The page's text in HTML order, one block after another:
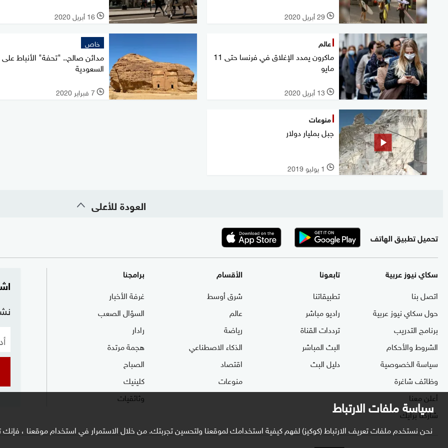
سياسة ملفات الارتباط
نحن نستخدم ملفات تعريف الارتباط (كوكيز) لفهم كيفية استخدامك لموقعنا ولتحسين تجربتك. من خلال الاستمرار في استخدام موقعنا ، فإنك
l 29 أبريل 2020 l 16 أبريل 2020
عالم
ماكرون يمدد الإغلاق في فرنسا حتى 11
مايو
l 13 أبريل 2020
خاص
مدائن صالح.. "تحفة" الأنباط
السعودية
l 7 فبراير 2020
منوعات
جبل بمليار دولار
l 1 يوليو 2019
العودة للأعلى
تحميل تطبيق الهاتف
سكاي نيوز عربية
اتصل بنا
حول سكاي نيوز عربية
برنامج التدريب
الشروط والأحكام
سياسة الخصوصية
وظائف شاغرة
أعلن معنا
شاركنا برأيك
تابعونا
تطبيقاتنا
راديو مباشر
ترددات القناة
البث المباشر
دليل البث
الأقسام
شرق أوسط
عالم
رياضة
الذكاء الاصطناعي
اقتصاد
منوعات
برامجنا
غرفة الأخبار
السؤال الصعب
رادار
هجمة مرتدة
الصباح
كلينيك
وثائقيات